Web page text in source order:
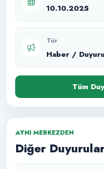
10.10.2025
Tür
Haber / Duyuru
Tüm
AYNI MERKEZDEN
Diğer